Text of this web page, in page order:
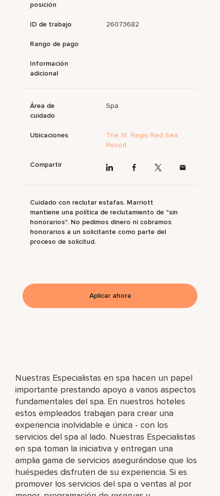
Nuestras Especialistas en spa hacen un papel
importante prestando apoyo a varios aspectos
fundamentales del spa. En nuestros hoteles
estos empleados trabajan para crear una
experiencia inolvidable e única - con los
servicios del spa al lado. Nuestras Especialistas
en spa toman la iniciativa y entregan una
amplia gama de servicios asegurándose que los
huéspedes disfruten de su experiencia. Si es
promover los servicios del spa o ventas al por
posición
ID de trabajo 26073682
Rango de pago
Información
adicional
Área de
cuidado
Spa
Ubicaciones
The St. Regis Red Sea
Resort
Compartir
Cuidado con reclutar estafas. Marriott
mantiene una política de reclutamiento de "sin
honorarios". No pedimos dinero ni cobramos
honorarios a un solicitante como parte del
proceso de solicitud.
Aplicar ahora